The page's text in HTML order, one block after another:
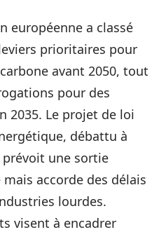
européenne a classé
prioritaires pour
avant 2050, tout
pour des
2035. Le projet de loi
débattu à
prévoit une sortie
accorde des délais
lourdes.
visent à encadrer